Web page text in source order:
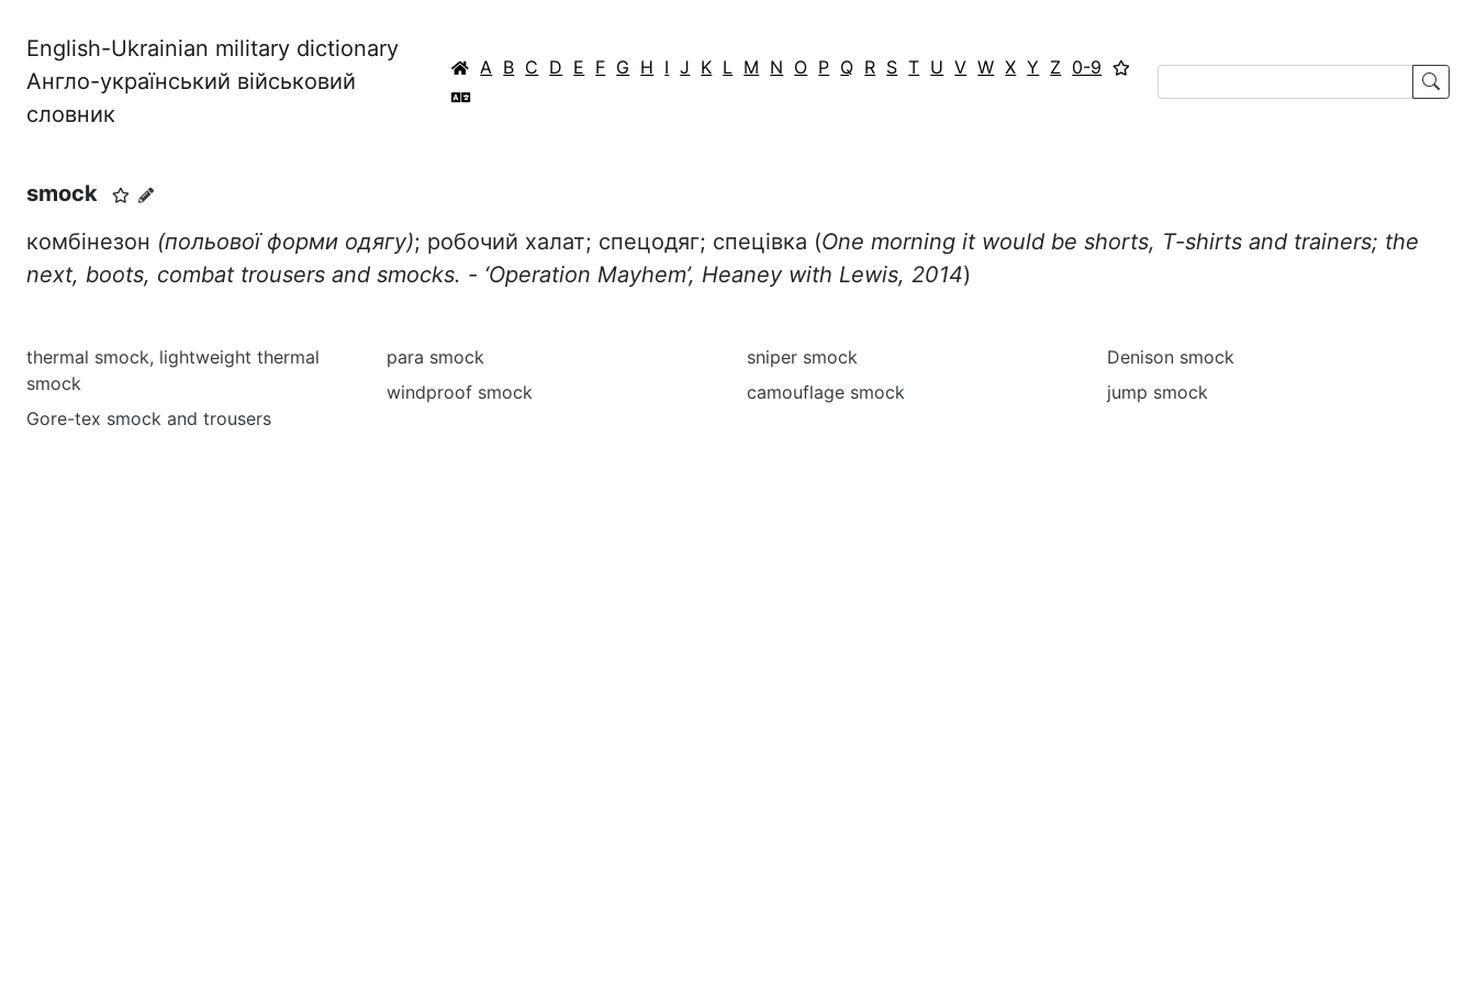
English-Ukrainian military dictionary
Англо-український військовий
словник
A B C D E F G H I J K L M N O P Q R S T U V W X Y Z 0-9
smock
комбінезон (польової форми одягу); робочий халат; спецодяг; спецівка (One morning it would be shorts, T-shirts and trainers; the
next, boots, combat trousers and smocks. - ‘Operation Mayhem’, Heaney with Lewis, 2014)
thermal smock, lightweight thermal
smock
Gore-tex smock and trousers
para smock
windproof smock
sniper smock
camouflage smock
Denison smock
jump smock